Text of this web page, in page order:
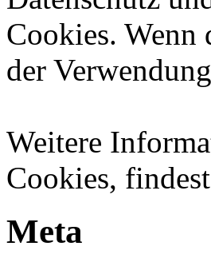
Cookies. Wenn
der
Weitere
Cookies,
Meta